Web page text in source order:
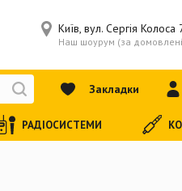
Київ, вул. Сергія Колоса
Наш шоурум (за
Закладки
РАДІОСИСТЕМИ